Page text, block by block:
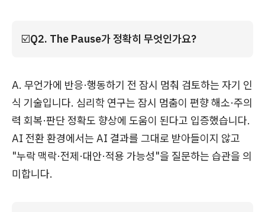
☑️Q2. The Pause가 정확히 무엇인가요?
A. 무언가에 반응·행동하기 전 잠시 멈춰 검토하는 자기 인
식 기술입니다. 심리학 연구는 잠시 멈춤이 편향 해소·주의
력 회복·판단 정확도 향상에 도움이 된다고 입증했습니다.
AI 전환 환경에서는 AI 결과를 그대로 받아들이지 않고
"누락 맥락·전제·대안·적용 가능성"을 질문하는 습관을 의
미합니다.